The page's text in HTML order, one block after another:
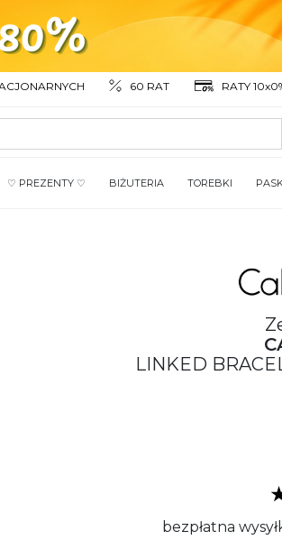
60 RAT RATY
♡ PREZENTY ♡ BIŻUTERIA TOREBKI
LINKED
bezpłatna